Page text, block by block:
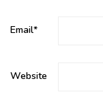
Email*
Website